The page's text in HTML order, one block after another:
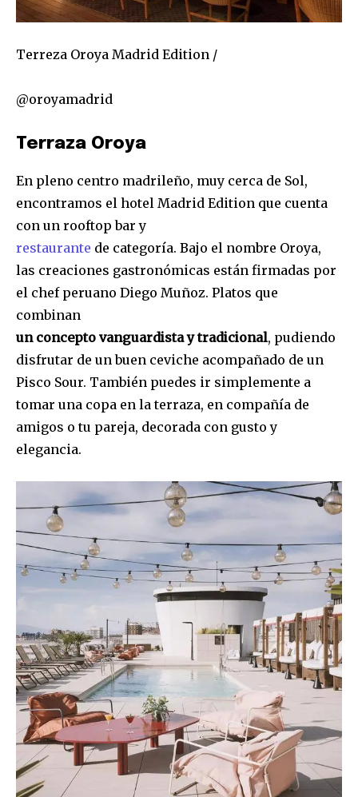
Terreza Oroya Madrid Edition /
@oroyamadrid
Terraza Oroya
En pleno centro madrileño, muy cerca de Sol,
encontramos el hotel Madrid Edition que cuenta
con un rooftop bar y
restaurante de categoría. Bajo el nombre Oroya,
las creaciones gastronómicas están firmadas por
el chef peruano Diego Muñoz. Platos que
combinan
un concepto vanguardista y tradicional, pudiendo
disfrutar de un buen ceviche acompañado de un
Pisco Sour. También puedes ir simplemente a
tomar una copa en la terraza, en compañía de
amigos o tu pareja, decorada con gusto y
elegancia.